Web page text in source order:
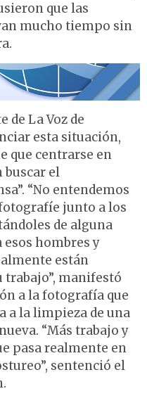
que las
mucho tiempo sin
de La Voz de
esta situación,
que centrarse en
buscar el
“No entendemos
junto a los
de alguna
hombres y
están
trabajo”, manifestó
a la fotografía que
a la limpieza de una
“Más trabajo y
pasa realmente en
sentenció el